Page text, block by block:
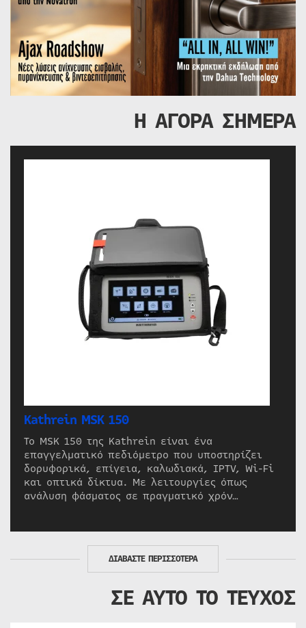
Η ΑΓΟΡΑ ΣΗΜΕΡΑ
Kathrein MSK 150
Το MSK 150 της Kathrein είναι ένα
επαγγελματικό πεδιόμετρο που υποστηρίζει
δορυφορικά, επίγεια, καλωδιακά, IPTV, Wi-Fi
και οπτικά δίκτυα. Με λειτουργίες όπως
ανάλυση φάσματος σε πραγματικό χρόν…
ΔΙΑΒΑΣΤΕ ΠΕΡΙΣΣΟΤΕΡΑ
ΣΕ ΑΥΤΟ ΤΟ ΤΕΥΧΟΣ